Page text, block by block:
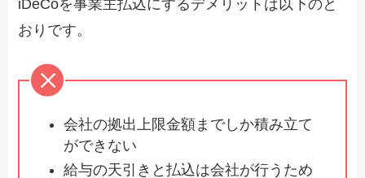
iDeCoを事業主払込にするデメリットは以下のと
おりです。
会社の拠出上限金額までしか積み立て
ができない
給与の天引きと払込は会社が行うため